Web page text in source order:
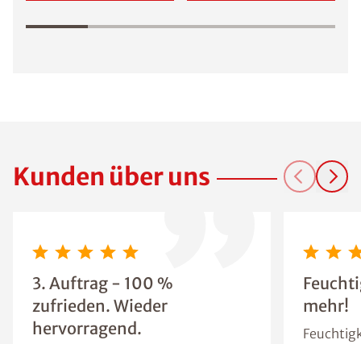
Kunden über uns
3. Auftrag - 100 %
zufrieden. Wieder
hervorragend.
mehr!